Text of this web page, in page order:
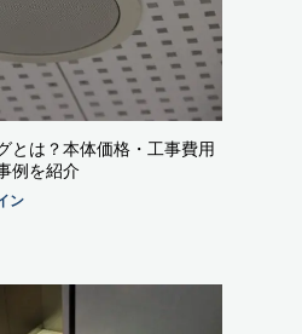
とは？本体価格・工事費用
例を紹介
ン